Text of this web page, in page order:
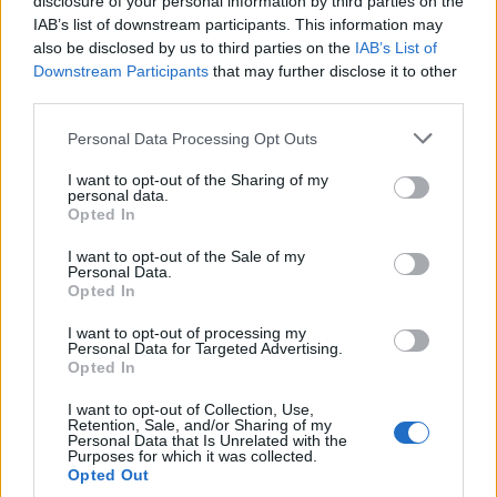
IAB’s list of downstream participants. This information may
also be disclosed by us to third parties on the IAB’s List of
Downstream Participants that may further disclose it to other
Personal Data Processing Opt Outs
I want to opt-out of the Sharing of my
personal data.
Opted In
I want to opt-out of the Sale of my
Personal Data.
Opted In
I want to opt-out of processing my
Personal Data for Targeted Advertising.
Opted In
I want to opt-out of Collection, Use,
Retention, Sale, and/or Sharing of my
Personal Data that Is Unrelated with the
Purposes for which it was collected.
Opted Out
Comentari:
aquest navegador per a la propera vegada que comenti.
Captcha8 * 2 = ?